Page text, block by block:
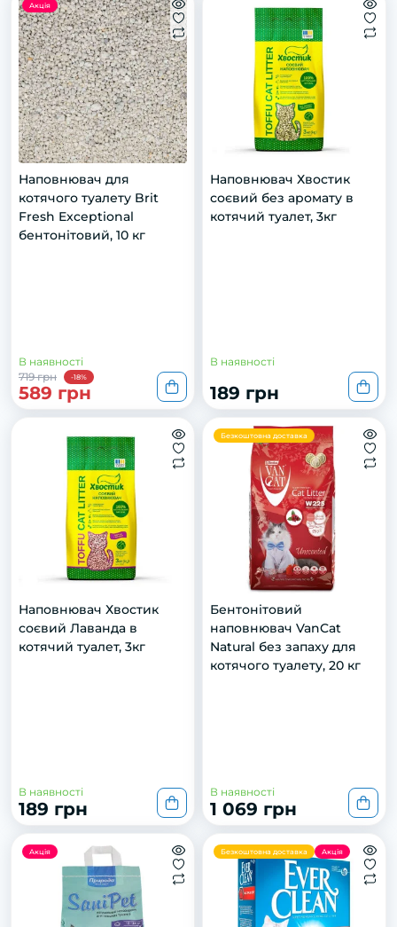
Акція
Наповнювач для
котячого туалету Brit
Fresh Exceptional
бентонітовий, 10 кг
В наявності
719 грн
-18%
589 грн
Наповнювач Хвостик
соєвий без аромату в
котячий туалет, 3кг
В наявності
189 грн
Наповнювач Хвостик
соєвий Лаванда в
котячий туалет, 3кг
В наявності
189 грн
Безкоштовна доставка
Бентонітовий
наповнювач VanCat
Natural без запаху для
котячого туалету, 20 кг
В наявності
1 069 грн
Акція Безкоштовна доставка Акція